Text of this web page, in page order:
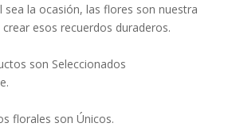
sea la ocasión, las flores son nuestra
esos recuerdos duraderos.
son Seleccionados
florales son Únicos.